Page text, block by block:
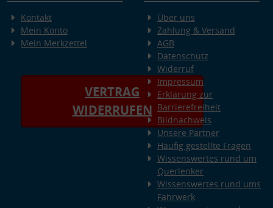
Kontakt
Mein Konto
Mein Merkzettel
VERTRAG
WIDERRUFEN
Über uns
Zahlung & Versand
AGB
Datenschutz
Widerruf
Impressum
Erklärung zur
Barrierefreiheit
Bildnachweis
Unsere Partner
Häufig gestellte Fragen
Wissenswertes rund um
Querlenker
Wissenswertes rund ums
Fahrwerk
Endgeräteeigenschaften zur Identifikation aktiv abfragen